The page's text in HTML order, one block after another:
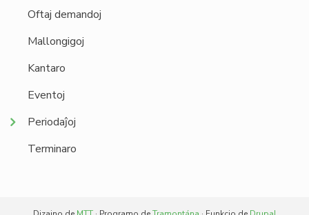
Oftaj demandoj
Mallongigoj
Kantaro
Eventoj
Periodaĵoj
Terminaro